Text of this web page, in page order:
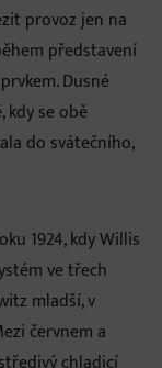
provoz jen na
představení
Dusné
se obě
do svátečního,
1924, kdy Willis
ve třech
mladší, v
červnem a